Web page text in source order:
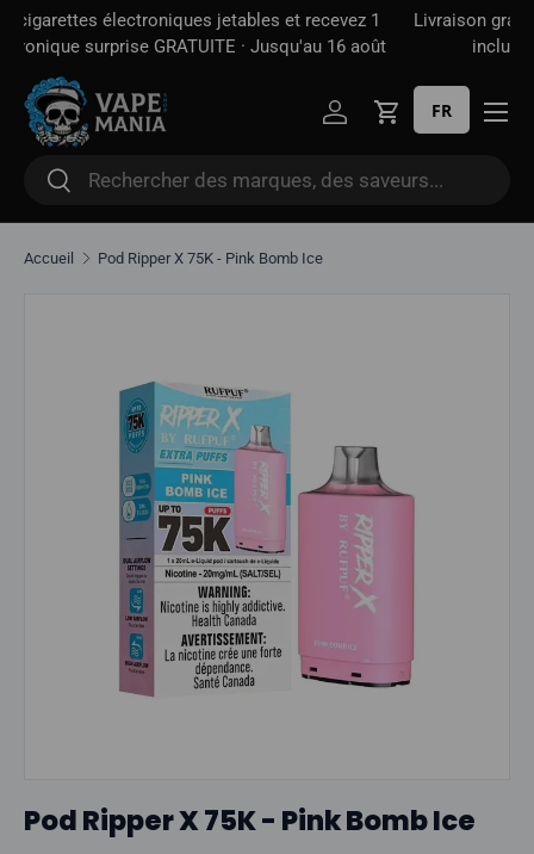
Aller directement au contenu
Livraison gratuite à partir de100 $*· Taxe d'accise déjà
incluse — contrairement à certains sites
Rechercher
Rechercher
Se connecter
Panier
FR
Accueil Pod Ripper X 75K - Pink Bomb Ice
Pod Ripper X 75K - Pink Bomb Ice